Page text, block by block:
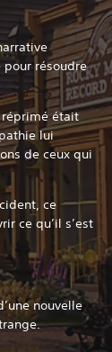
pour résoudre
réprimé était
lui
de ceux qui
ce
ce qu’il s’est
nouvelle